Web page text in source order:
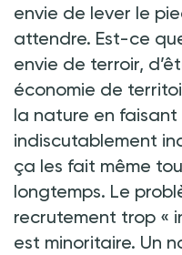
envie de lever le
attendre. Est-ce
envie de terroir,
économie de
la nature en faisant
indiscutablement
ça les fait même
longtemps. Le
recrutement trop «
est minoritaire. Un